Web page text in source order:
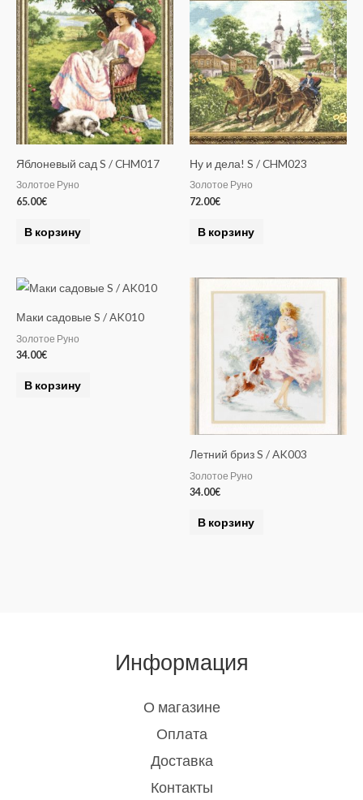
Яблоневый сад S / CHM017
Золотое Руно
65.00€
В корзину
Ну и дела! S / CHM023
Золотое Руно
72.00€
В корзину
Маки садовые S / AK010
Золотое Руно
34.00€
В корзину
Летний бриз S / AK003
Золотое Руно
34.00€
В корзину
Информация
О магазине
Оплата
Доставка
Контакты